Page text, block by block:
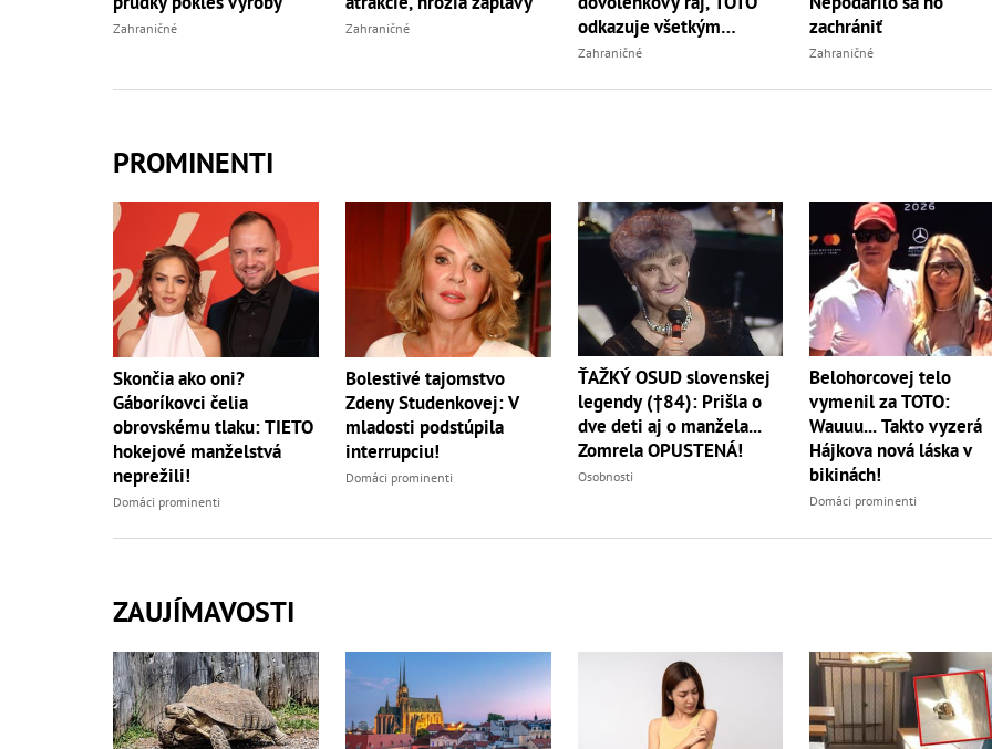
Zahraničné Zahraničné
odkazuje všetkým
turistom!
Zahraničné
zachrániť
Zahraničné
PROMINENTI
Skončia ako oni?
Gáboríkovci čelia
obrovskému tlaku: TIETO
hokejové manželstvá
neprežili!
Domáci prominenti
Bolestivé tajomstvo
Zdeny Studenkovej: V
mladosti podstúpila
interrupciu!
Domáci prominenti
ŤAŽKÝ OSUD slovenskej
legendy (†84): Prišla o
dve deti aj o manžela...
Zomrela OPUSTENÁ!
Osobnosti
Belohorcovej telo
vymenil za TOTO:
Wauuu... Takto vyzerá
Hájkova nová láska v
bikinách!
Domáci prominenti
ZAUJÍMAVOSTI